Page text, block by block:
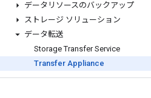
データリソースのバックアップ
ストレージ ソリューション
データ転送
Storage Transfer Service
Transfer Appliance